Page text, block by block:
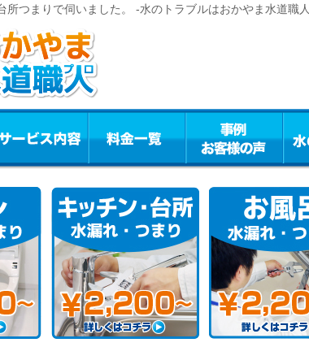
所つまりで伺いました。 -水のトラブルはおかやま水道職人